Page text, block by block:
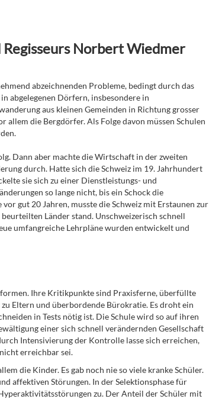
Norbert Wiedmer
abzeichnenden Probleme, bedingt durch das
abgelegenen Dörfern, insbesondere in
aus kleinen Gemeinden in Richtung grosser
die Bergdörfer. Als Folge davon müssen Schulen
Dann aber machte die Wirtschaft in der zweiten
durch. Hatte sich die Schweiz im 19. Jahrhundert
sie sich zu einer Dienstleistungs- und
so lange nicht, bis ein Schock die
gut 20 Jahren, musste die Schweiz mit Erstaunen zur
Länder stand. Unschweizerisch schnell
umfangreiche Lehrpläne wurden entwickelt und
Ihre Kritikpunkte sind Praxisferne, überfüllte
Eltern und überbordende Bürokratie. Es droht ein
in Tests nötig ist. Die Schule wird so auf ihren
einer sich schnell verändernden Gesellschaft
Intensivierung der Kontrolle lasse sich erreichen,
erreichbar sei.
die Kinder. Es gab noch nie so viele kranke Schüler.
affektiven Störungen. In der Selektionsphase für
zu. Der Anteil der Schüler mit